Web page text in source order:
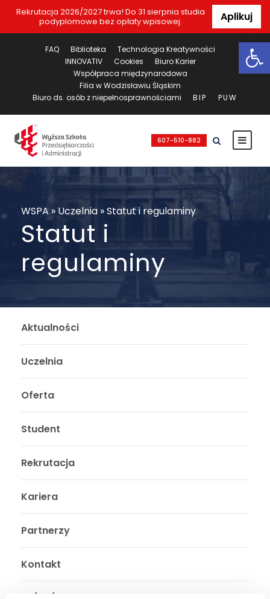
Rekrutacja 2026/2027 trwa! Do 31 sierpnia studia
podyplomowe bez opłaty wpisowej.
Aplikuj
FAQ Biblioteka
Technologia Kreatywności
INNOVATIV
Cookies
Biuro Karier
Współpraca międzynarodowa
Filia w Wodzisławiu Śląskim
Biuro ds. osób z niepełnosprawnościami
BIP PUW
607-510-882
WSPA » Uczelnia »Statut i regulaminy
Statut i
regulaminy
Aktualności
Uczelnia
Oferta
Student
Rekrutacja
Kariera
Partnerzy
Kontakt